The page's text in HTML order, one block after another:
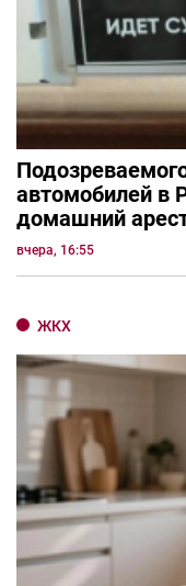
автомобилей в
домашний
вчера, 16:55
ЖКХ